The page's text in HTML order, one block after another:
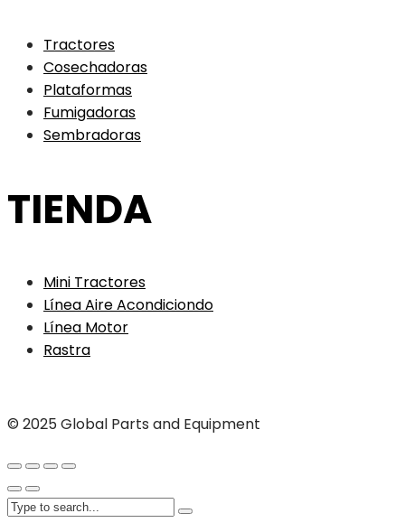
Tractores
Cosechadoras
Plataformas
Fumigadoras
Sembradoras
TIENDA
Mini Tractores
Línea Aire Acondiciondo
Línea Motor
Rastra
© 2025 Global Parts and Equipment